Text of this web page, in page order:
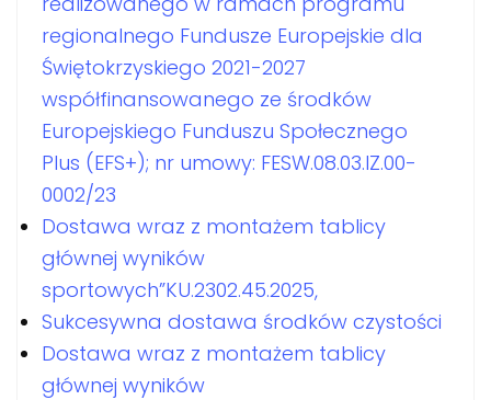
regionalnego Fundusze Europejskie dla
Świętokrzyskiego 2021-2027
współfinansowanego ze środków
Europejskiego Funduszu Społecznego
Plus (EFS+); nr umowy: FESW.08.03.IZ.00-
0002/23
Dostawa wraz z montażem tablicy
głównej wyników
sportowych”KU.2302.45.2025,
Sukcesywna dostawa środków czystości
Dostawa wraz z montażem tablicy
głównej wyników